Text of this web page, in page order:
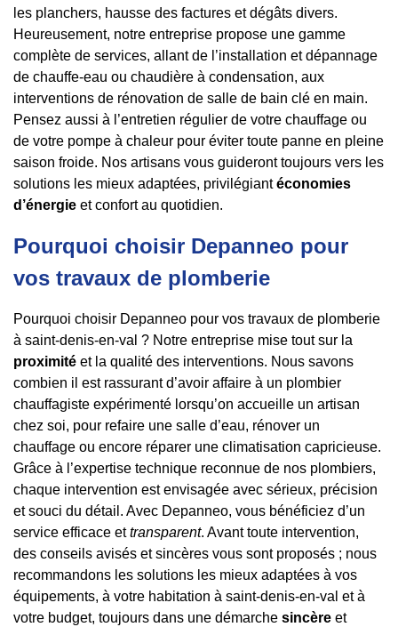
les planchers, hausse des factures et dégâts divers.
Heureusement, notre entreprise propose une gamme
complète de services, allant de l’installation et dépannage
de chauffe-eau ou chaudière à condensation, aux
interventions de rénovation de salle de bain clé en main.
Pensez aussi à l’entretien régulier de votre chauffage ou
de votre pompe à chaleur pour éviter toute panne en pleine
saison froide. Nos artisans vous guideront toujours vers les
solutions les mieux adaptées, privilégiantéconomies
d’énergie et confort au quotidien.
Pourquoi choisir Depanneo pour
vos travaux de plomberie
Pourquoi choisir Depanneo pour vos travaux de plomberie
à saint-denis-en-val ? Notre entreprise mise tout sur la
proximité et la qualité des interventions. Nous savons
combien il est rassurant d’avoir affaire à un plombier
chauffagiste expérimenté lorsqu’on accueille un artisan
chez soi, pour refaire une salle d’eau, rénover un
chauffage ou encore réparer une climatisation capricieuse.
Grâce à l’expertise technique reconnue de nos plombiers,
chaque intervention est envisagée avec sérieux, précision
et souci du détail. Avec Depanneo, vous bénéficiez d’un
service efficace ettransparent. Avant toute intervention,
des conseils avisés et sincères vous sont proposés ; nous
recommandons les solutions les mieux adaptées à vos
équipements, à votre habitation à saint-denis-en-val et à
votre budget, toujours dans une démarche sincère et